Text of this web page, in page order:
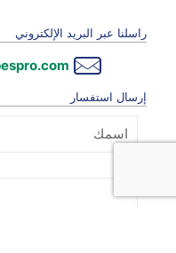
راسلنا عبر البريد الإلكتروني
إرسال استفسار